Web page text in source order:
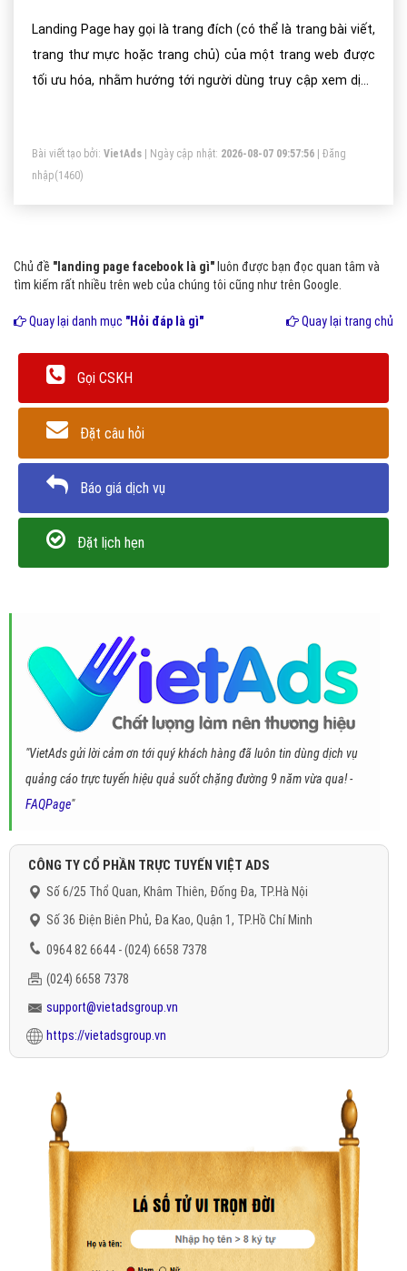
Landing Page hay gọi là trang đích (có thể là trang bài viết,
trang thư mực hoặc trang chủ) của một trang web được
tối ưu hóa, nhằm hướng tới người dùng truy cập xem dịch
Bài viết tạo bởi: VietAds | Ngày cập nhật: 2026-08-07 09:57:56
Đăng
nhập(1460)
Chủ đề "landing page facebook là gì" luôn được bạn đọc quan tâm và
tìm kiếm rất nhiều trên web của chúng tôi cũng như trên Google.
Quay lại danh mục "Hỏi đáp là gì" Quay lại trang chủ
Gọi CSKH
Đặt câu hỏi
Báo giá dịch vụ
Đặt lịch hẹn
"VietAds gửi lời cảm ơn tới quý khách hàng đã luôn tin dùng dịch vụ
quảng cáo trực tuyến hiệu quả suốt chặng đường 9 năm vừa qua! -
FAQPage"
CÔNG TY CỔ PHẦN TRỰC TUYẾN VIỆT ADS
Số 6/25 Thổ Quan, Khâm Thiên, Đống Đa, TP.Hà Nội
Số 36 Điện Biên Phủ, Đa Kao, Quận 1, TP.Hồ Chí Minh
0964 82 6644 - (024) 6658 7378
(024) 6658 7378
support@vietadsgroup.vn
https://vietadsgroup.vn